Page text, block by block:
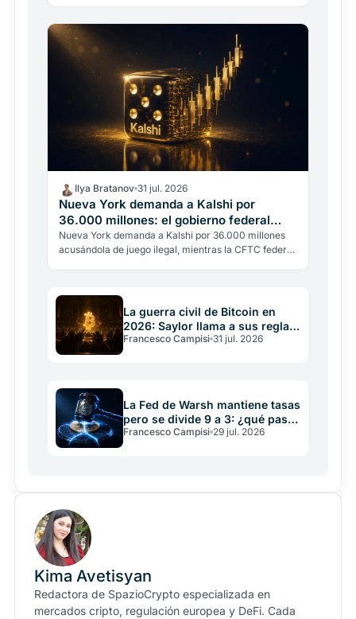
Ilya Bratanov 31 jul. 2026
Nueva York demanda a Kalshi por
36.000 millones: el gobierno federal
interviene
Nueva York demanda a Kalshi por 36.000 millones
acusándola de juego ilegal, mientras la CFTC federal
La guerra civil de Bitcoin en
2026: Saylor llama a sus reglas
una constitución
Francesco Campisi 31 jul. 2026
La Fed de Warsh mantiene tasas
pero se divide 9 a 3: ¿qué pasa
con crypto?
Francesco Campisi 29 jul. 2026
Kima Avetisyan
Redactora de SpazioCrypto especializada en
mercados cripto, regulación europea y DeFi. Cada